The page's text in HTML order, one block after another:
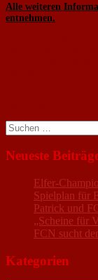
Alle weiteren
entnehmen.
Suchen
nach:
Neueste
Elfer-
Spielplan für
Patrick und
„Scheine für
FCN sucht
Kategorien